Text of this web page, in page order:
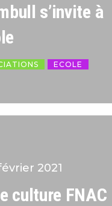
s’invite à
ECOLE
2021
culture FNAC